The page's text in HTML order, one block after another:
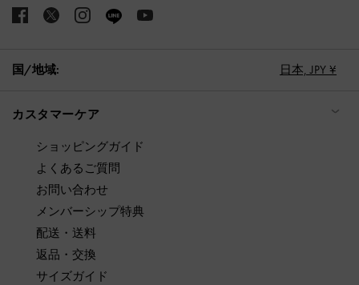
国/地域: 日本, JPY ¥
カスタマーケア
ショッピングガイド
よくあるご質問
お問い合わせ
メンバーシップ特典
配送・送料
返品・交換
サイズガイド